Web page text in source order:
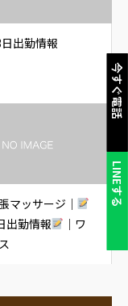
今すぐ電話
LINEする
出勤情報
マッサージ｜
出勤情報
｜ワ